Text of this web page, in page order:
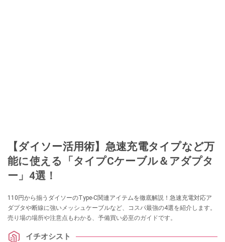
【ダイソー活用術】急速充電タイプなど万
能に使える「タイプCケーブル＆アダプタ
ー」4選！
110円から揃うダイソーのType-C関連アイテムを徹底解説！急速充電対応ア
ダプタや断線に強いメッシュケーブルなど、コスパ最強の4選を紹介します。
売り場の場所や注意点もわかる、予備買い必至のガイドです。
イチオシスト